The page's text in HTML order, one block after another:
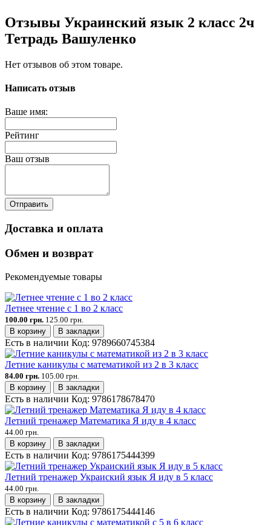
Отзывы Украинский язык 2 класс 2ч
Тетрадь Вашуленко
Нет отзывов об этом товаре.
Написать отзыв
Ваше имя:
Рейтинг
Ваш отзыв
Отправить
Доставка и оплата
Обмен и возврат
Рекомендуемые товары
Летнее чтение с 1 во 2 класс
100.00 грн. 125.00 грн.
В корзину
В закладки
Есть в наличии Код: 9789660745384
Летние каникулы с математикой из 2 в 3 класс
84.00 грн. 105.00 грн.
В корзину
В закладки
Есть в наличии Код: 9786178678470
Летний тренажер Математика Я иду в 4 класс
44.00 грн.
В корзину
В закладки
Есть в наличии Код: 9786175444399
Летний тренажер Украиский язык Я иду в 5 класс
44.00 грн.
В корзину
В закладки
Есть в наличии Код: 9786175444146